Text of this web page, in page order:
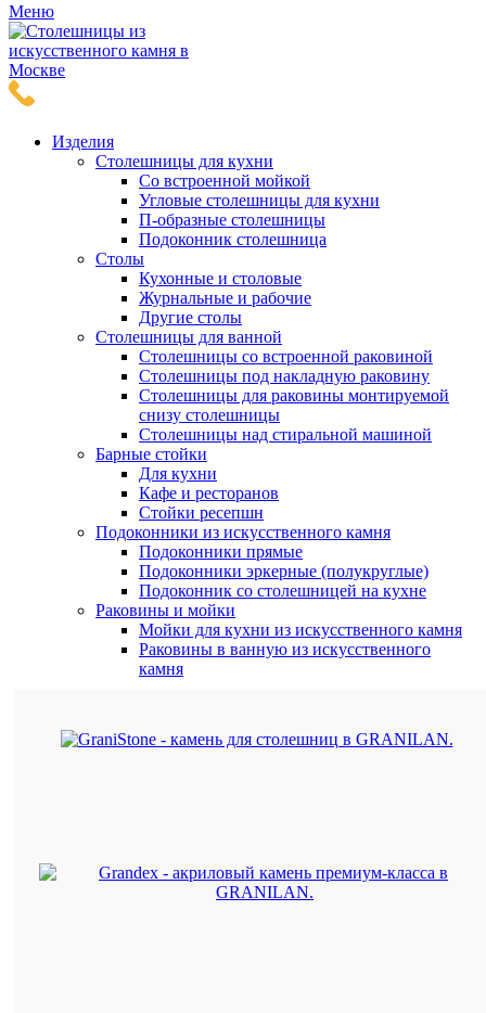
Меню
Изделия
Столешницы для кухни
Со встроенной мойкой
Угловые столешницы для кухни
П-образные столешницы
Подоконник столешница
Столы
Кухонные и столовые
Журнальные и рабочие
Другие столы
Столешницы для ванной
Столешницы со встроенной раковиной
Столешницы под накладную раковину
Столешницы для раковины монтируемой
снизу столешницы
Столешницы над стиральной машиной
Барные стойки
Для кухни
Кафе и ресторанов
Стойки ресепшн
Подоконники из искусственного камня
Подоконники прямые
Подоконники эркерные (полукруглые)
Подоконник со столешницей на кухне
Раковины и мойки
Мойки для кухни из искусственного камня
Раковины в ванную из искусственного
камня